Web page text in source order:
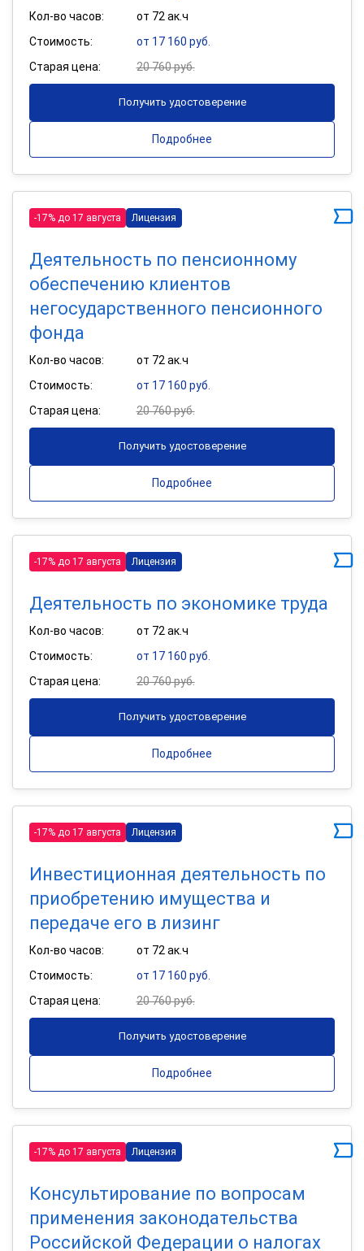
Кол-во часов:
от 72 ак.ч
Стоимость:
от 17 160 руб.
Старая цена:
20 760 руб.
Получить удостоверение
Подробнее
-17% до 17 августа Лицензия
Деятельность по пенсионному
обеспечению клиентов
негосударственного пенсионного
фонда
Кол-во часов:
от 72 ак.ч
Стоимость:
от 17 160 руб.
Старая цена:
20 760 руб.
Получить удостоверение
Подробнее
-17% до 17 августа Лицензия
Деятельность по экономике труда
Кол-во часов:
от 72 ак.ч
Стоимость:
от 17 160 руб.
Старая цена:
20 760 руб.
Получить удостоверение
Подробнее
-17% до 17 августа Лицензия
Инвестиционная деятельность по
приобретению имущества и
передаче его в лизинг
Кол-во часов:
от 72 ак.ч
Стоимость:
от 17 160 руб.
Старая цена:
20 760 руб.
Получить удостоверение
Подробнее
-17% до 17 августа Лицензия
Консультирование по вопросам
применения законодательства
Российской Федерации о налогах